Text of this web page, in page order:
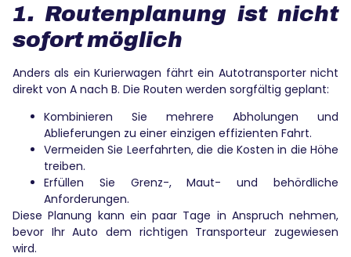
1. Routenplanung ist nicht
sofort möglich
Anders als ein Kurierwagen fährt ein Autotransporter nicht
direkt von A nach B. Die Routen werden sorgfältig geplant:
Kombinieren Sie mehrere Abholungen und
Ablieferungen zu einer einzigen effizienten Fahrt.
Vermeiden Sie Leerfahrten, die die Kosten in die Höhe
treiben.
Erfüllen Sie Grenz-, Maut- und behördliche
Anforderungen.
Diese Planung kann ein paar Tage in Anspruch nehmen,
bevor Ihr Auto dem richtigen Transporteur zugewiesen
wird.